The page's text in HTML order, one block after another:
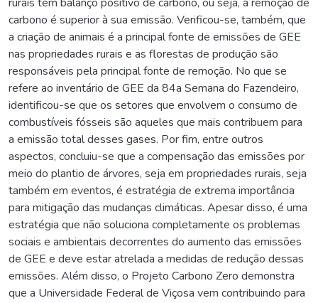
carbono é superior à sua emissão. Verificou-se, também, que
a criação de animais é a principal fonte de emissões de GEE
nas propriedades rurais e as florestas de produção são
responsáveis pela principal fonte de remoção. No que se
refere ao inventário de GEE da 84a Semana do Fazendeiro,
identificou-se que os setores que envolvem o consumo de
combustíveis fósseis são aqueles que mais contribuem para
a emissão total desses gases. Por fim, entre outros
aspectos, concluiu-se que a compensação das emissões por
meio do plantio de árvores, seja em propriedades rurais, seja
também em eventos, é estratégia de extrema importância
para mitigação das mudanças climáticas. Apesar disso, é uma
estratégia que não soluciona completamente os problemas
sociais e ambientais decorrentes do aumento das emissões
de GEE e deve estar atrelada a medidas de redução dessas
emissões. Além disso, o Projeto Carbono Zero demonstra
que a Universidade Federal de Viçosa vem contribuindo para